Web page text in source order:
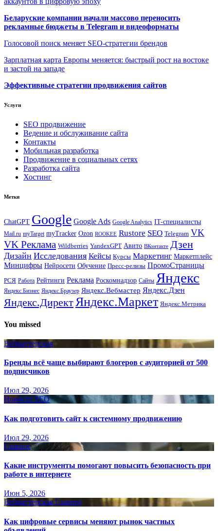
Беларуские компании начали массово переносить
рекламные бюджеты в Telegram и видеоформаты
Голосовой поиск меняет SEO-стратегии брендов
Зарплатная карта Европы меняется: быстрый рост на востоке
и застой на западе
Эффективные стратегии продвижения сайтов
Услуги
SEO продвижение
Ведение и обслуживание сайта
Контакты
Мобильная разработка
Продвижение в социальных сетях
Разработка сайта
Хостинг
Метки
ChatGPT Google Google Ads Google Analytics IT-специалисты
Mail.ru myTarget myTracker Ozon ROOKEE Rustore SEO Telegram VK
VK Реклама Wildberries YandexGPT Авито ВКонтакте Дзен
Дизайн Исследования Кейсы Курсы Маркетинг Маркетплейс
Минцифры Нейросети Обучение Пресс-релизы ПромоСтраницы
РСЯ Работа Рейтинги Реклама Роскомнадзор Сайты Яндекс
Яндекс.Бизнес Яндекс.Браузер Яндекс.Вебмастер Яндекс.Дзен
Яндекс.ДиректЯндекс.Маркет Яндекс.Метрика
You missed
Вебмастерская
Бренды всё чаще выбирают блогеров с аудиторией от 500
подписчиков
Июл 29, 2026
Новости SEO
Как подготовить сайт к системному продвижению
Июл 29, 2026
Главное
Какие инструменты помогают повысить безопасность при
работе в интернете
Июн 5, 2026
Вебмастерская Главное
Как цифровые сервисы меняют рынок частных